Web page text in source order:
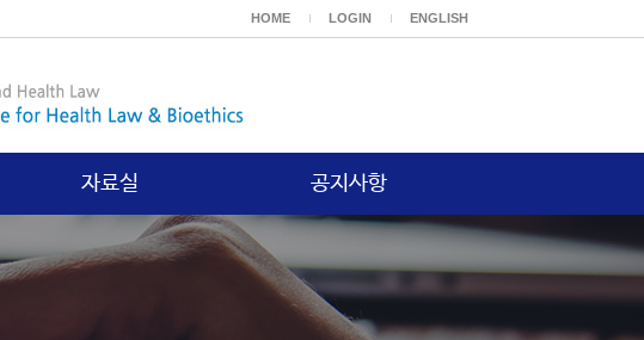
HOME LOGIN ENGLISH
자료실
연구보고서
공지사항